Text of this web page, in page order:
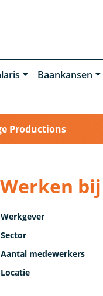
Baankansen
Productions
Werken
Werkgever
Sector
Aantal medewerkers
Locatie